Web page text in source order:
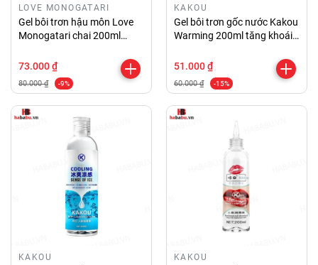
LOVE MONOGATARI
Gel bôi trơn hậu môn Love
Monogatari chai 200ml
73.000 ₫
80.000 ₫ -9%
KAKOU
Gel bôi trơn gốc nước Kakou
Warming 200ml tăng khoái
51.000 ₫
60.000 ₫ -15%
KAKOU KAKOU